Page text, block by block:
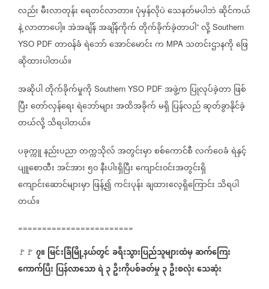
လည်းမီးလာတုန်းရေတင်လာတာ။ပုံမှန်လိုပဲသေနတ်မပါဘဲဆိုင်ကယ်
နဲ့လာတာပေါ့။အဲအချိန်အချိန်ကိုက်တိုက်ခိုက်ခဲ့တာပါ” လို့ Southern
YSO PDF တာ၀န်ခံရဲဘော်အောင်မောင်းက MPA သတင်းဌာနကိုဖြေ
ဆိုထားပါတယ်။
အဆိုပါတိုက်ခိုက်မှုကို Southern YSO PDF အဖွဲ့က ပြုလုပ်ခဲ့တာဖြစ်
ပြီးတော်လှန်ရေးရဲဘော်များအထိအခိုက်မရှိ ပြန်လည်ဆုတ်ခွာနိုင်ခဲ့
တယ်လို့သိရပါတယ်။
ပခုက္ကူနည်းပညာတက္ကသိုလ်အတွင်းမှာစစ်ကောင်စီလက်ဝေခံရဲနှင့်
ပျူစောထီးအင်အား၅၀နီးပါးရှိပြီးကျောင်း၀င်းအတွင်းရှိ
ကျောင်းဆောင်များမှာဖြန့်၍ကင်းပုန်းချထားလေ့‌ရှိကြောင်း သိရပါ
တယ်။
========================
🚩🚩 ၇။ မြင်းခြံမြို့နယ်တွင်ခရီးသွားပြည်သူများထံမှဆက်ကြေး
ကောက်ပြီး ပြန်လာသောရဲ၃ဦးကိုပစ်ခတ်မှု၃ဦးစလုံးသေဆုံး